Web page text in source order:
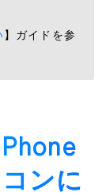
】ガイドを参
ンに